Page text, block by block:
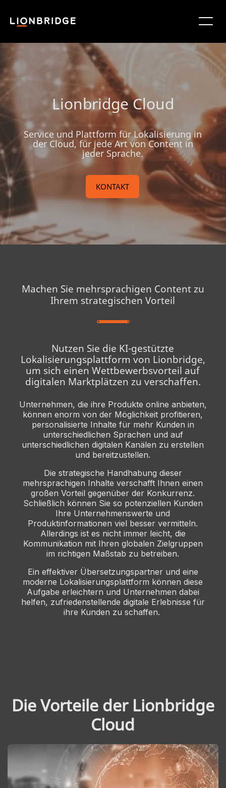
Lionbridge Cloud
Service und Plattform für Lokalisierung in
der Cloud, für jede Art von Content in
jeder Sprache.
KONTAKT
Machen Sie mehrsprachigen Content zu
Ihrem strategischen Vorteil
Nutzen Sie die KI-gestützte
Lokalisierungsplattform von Lionbridge,
um sich einen Wettbewerbsvorteil auf
digitalen Marktplätzen zu verschaffen.
Unternehmen, die ihre Produkte online anbieten,
können enorm von der Möglichkeit profitieren,
personalisierte Inhalte für mehr Kunden in
unterschiedlichen Sprachen und auf
unterschiedlichen digitalen Kanälen zu erstellen
und bereitzustellen.
Die strategische Handhabung dieser
mehrsprachigen Inhalte verschafft Ihnen einen
großen Vorteil gegenüber der Konkurrenz.
Schließlich können Sie so potenziellen Kunden
Ihre Unternehmenswerte und
Produktinformationen viel besser vermitteln.
Allerdings ist es nicht immer leicht, die
Kommunikation mit Ihren globalen Zielgruppen
im richtigen Maßstab zu betreiben.
Ein effektiver Übersetzungspartner und eine
moderne Lokalisierungsplattform können diese
Aufgabe erleichtern und Unternehmen dabei
helfen, zufriedenstellende digitale Erlebnisse für
ihre Kunden zu schaffen.
Die Vorteile der Lionbridge
Cloud